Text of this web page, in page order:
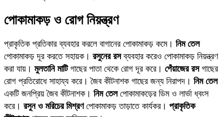
পোকামাকড় ও রোগ নিয়ন্ত্রণ
প্রাকৃতিক প্রতিকার ব্যবহার করলে বাগানের পোকামাকড় কমে। নিম তেল
পোকামাকড় দূর করতে সহায়ক। রসুনের রসব্যবহার করেও পোকামাকড় নিয়ন্ত্রণ
করা যায়। মুলতানি মাটিগাছের পাতা থেকে রোগ দূর করে। পেঁয়াজের রসগাছের
রোগ প্রতিরোধে সাহায্য করে। জৈব কীটনাশক গাছের জন্য নিরাপদ। নিম তেল
একটি জনপ্রিয় জৈব কীটনাশক। নিম তেলপোকামাকড়ের ডিম ও লার্ভা ধ্বংস
করে। রসুন ও মরিচের মিশ্রণপোকামাকড় তাড়াতে কার্যকর। প্রাকৃতিক